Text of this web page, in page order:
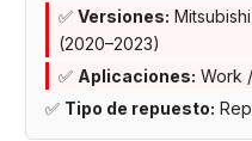
✅ Versiones:
(2020–2023)
✅ Aplicaciones: Work
✅ Tipo de repuesto: